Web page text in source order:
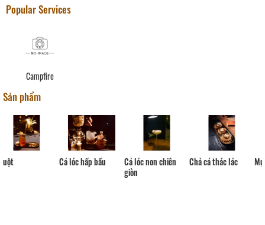
Popular Services
Campfire
Sản phẩm
Cá lóc hấp bầu
Cá lóc non chiên
Chả cá thác lác Mực